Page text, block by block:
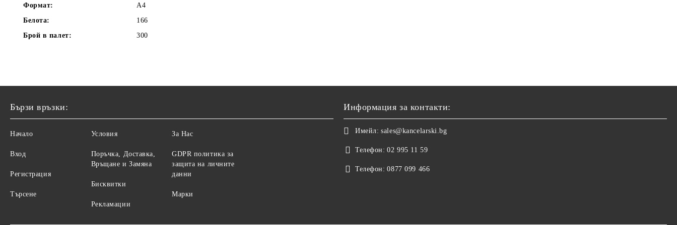
Формат:
A4
Белота:
166
Брой в палет:
300
Бързи връзки:
Начало
Вход
Регистрация
Търсене
Условия
Поръчка, Доставка,
Връщане и Замяна
Бисквитки
Рекламации
За Нас
GDPR политика за
защита на личните
данни
Марки
Информация за контакти:
Имейл: sales@kancelarski.bg
Телефон: 02 995 11 59
Телефон: 0877 099 466